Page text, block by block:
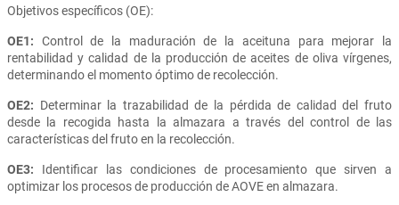
Objetivos específicos (OE):
OE1: Control de la maduración de la aceituna para mejorar la
rentabilidad y calidad de la producción de aceites de oliva vírgenes,
determinando el momento óptimo de recolección.
OE2: Determinar la trazabilidad de la pérdida de calidad del fruto
desde la recogida hasta la almazara a través del control de las
características del fruto en la recolección.
OE3: Identificar las condiciones de procesamiento que sirven a
optimizar los procesos de producción de AOVE en almazara.